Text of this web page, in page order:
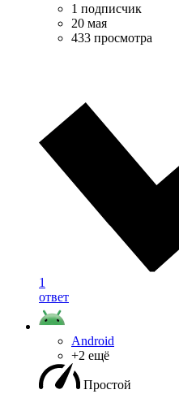
1 подписчик
20 мая
433 просмотра
1
ответ
Android
+2 ещё
Простой